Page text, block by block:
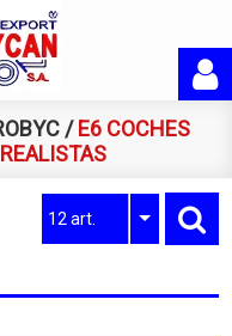
/E6 COCHES
12 art.